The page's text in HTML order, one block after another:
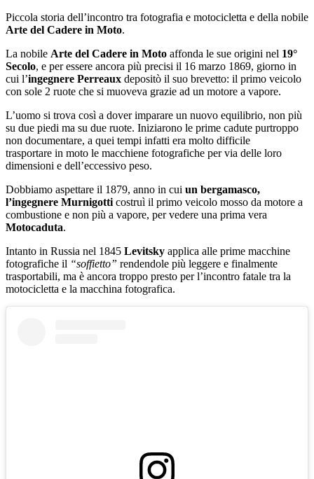
Piccola storia dell’incontro tra fotografia e motocicletta e della nobile
Arte del Cadere in Moto.
La nobile Arte del Cadere in Moto affonda le sue origini nel 19°
Secolo, e per essere ancora più precisi il 16 marzo 1869, giorno in
cui l’ingegnere Perreaux depositò il suo brevetto: il primo veicolo
con sole 2 ruote che si muoveva grazie ad un motore a vapore.
L’uomo si trova così a dover imparare un nuovo equilibrio, non più
su due piedi ma su due ruote. Iniziarono le prime cadute purtroppo
non documentare, a quei tempi infatti era molto difficile
trasportare in moto le macchiene fotografiche per via delle loro
dimensioni e dell’eccessivo peso.
Dobbiamo aspettare il 1879, anno in cui un bergamasco,
l’ingegnere Murnigotticostruì il primo veicolo mosso da motore a
combustione e non più a vapore, per vedere una prima vera
Motocaduta.
Intanto in Russia nel 1845 Levitsky applica alle prime macchine
fotografiche il “soffietto” rendendole più leggere e finalmente
trasportabili, ma è ancora troppo presto per l’incontro fatale tra la
motocicletta e la macchina fotografica.